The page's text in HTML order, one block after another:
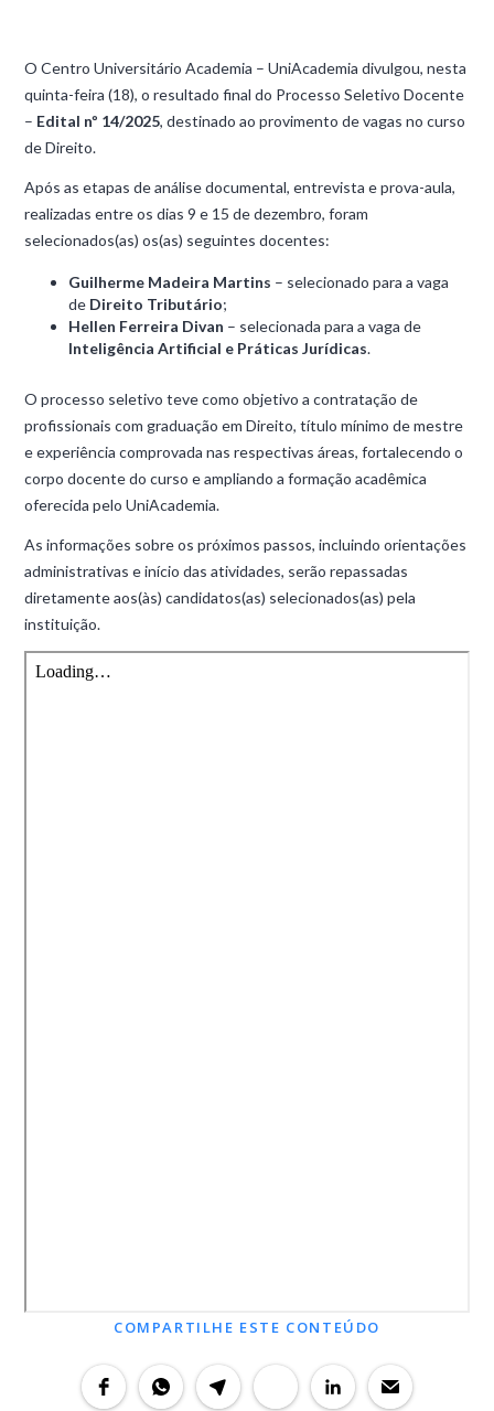
O Centro Universitário Academia – UniAcademia divulgou, nesta
quinta-feira (18), o resultado final do Processo Seletivo Docente
– Edital nº 14/2025, destinado ao provimento de vagas no curso
de Direito.
Após as etapas de análise documental, entrevista e prova-aula,
realizadas entre os dias 9 e 15 de dezembro, foram
selecionados(as) os(as) seguintes docentes:
Guilherme Madeira Martins – selecionado para a vaga
de Direito Tributário;
Hellen Ferreira Divan – selecionada para a vaga de
Inteligência Artificial e Práticas Jurídicas.
O processo seletivo teve como objetivo a contratação de
profissionais com graduação em Direito, título mínimo de mestre
e experiência comprovada nas respectivas áreas, fortalecendo o
corpo docente do curso e ampliando a formação acadêmica
oferecida pelo UniAcademia.
As informações sobre os próximos passos, incluindo orientações
administrativas e início das atividades, serão repassadas
diretamente aos(às) candidatos(as) selecionados(as) pela
instituição.
COMPARTILHE ESTE CONTEÚDO